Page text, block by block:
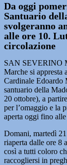
Da oggi
Santuario
svolgeranno
alle ore 10.
circolazione
SAN SEVERINO
Marche si appresta
Cardinale Edoardo
santuario della
20 ottobre), a
per l’omaggio e la
aperta oggi fino
Domani, martedì 21
riaperta dalle ore 8
così a tutti coloro
raccogliersi in